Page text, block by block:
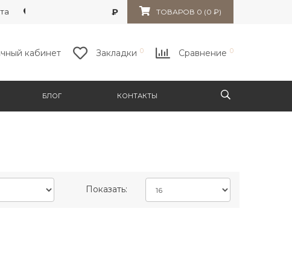
г. Королёв, м-рн Текстильщик, ул. Калининградская 24/1
ТОВАРОВ 0 (0 ₽)
₽
кабинет Закладки 0 Сравнение 0
БЛОГ КОНТАКТЫ
Показать: